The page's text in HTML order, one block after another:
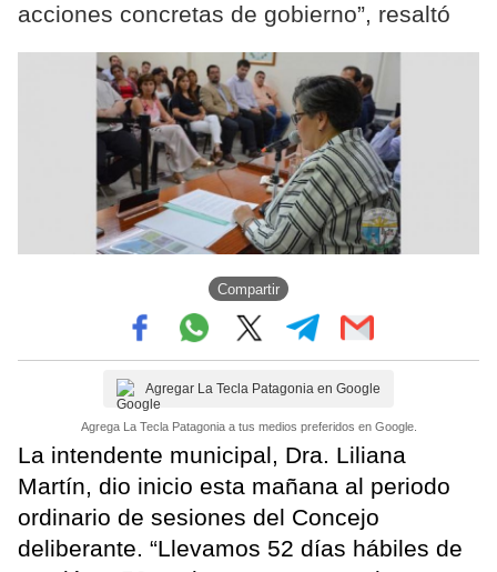
acciones concretas de gobierno”, resaltó
Compartir
Agregar La Tecla Patagonia en Google
Agrega La Tecla Patagonia a tus medios preferidos en Google.
La intendente municipal, Dra. Liliana
Martín, dio inicio esta mañana al periodo
ordinario de sesiones del Concejo
deliberante. “Llevamos 52 días hábiles de